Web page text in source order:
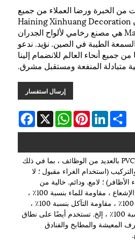
من 10 سنوات من الخبرة ورضا العملاء من جميع
أنحاء العالم ، فإن Haining Xinhuang Decoration
Material CO، .LTD هي مصنع رخامي لألواح الجدران
الطيبة في الصين. نؤيد. ندعو
جميع أنحاء العالم للانضمام إلينا
متبادلة المنفعة ومستقبل مشرق.
إرسال استفسار
Facebook X
WhatsAppPinterestLinkedInShare
يتميز رخام لوحة الحائط PVC بالعديد من الوظائف ، بما في ذلك
(استخدام الغراء مقبول ؛ لا
؛ لامع. ودائم. خالية من
الفورمالديهايد. خالية من الإشعاع ، مقاومة للماء بنسبة 100٪ ،
مقاومة الفطريات بنسبة 100٪ ، مقاومة التآكل بنسبة 100٪ ،
مقاومة النمل الأبيض بنسبة 100٪ ، إلخ. تستخدم أيضًا على نطاق
المعيشة والمطابخ والفنادق